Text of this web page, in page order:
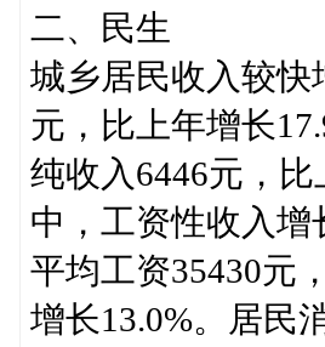
二、民生
城乡居民收入较快
元，比上年增长
纯收入6446元，
中，工资性收入增
平均工资35430元
增长13.0%。居民